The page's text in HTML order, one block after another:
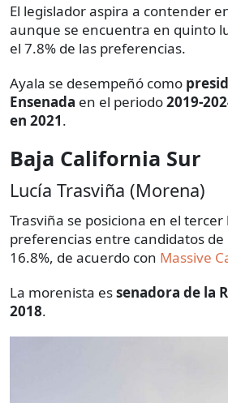
El legislador aspira a contender
aunque se encuentra en quinto
el 7.8% de las preferencias.
Ayala se desempeñó como
Ensenada en el periodo2019-
en 2021.
Baja California Sur
Lucía Trasviña (Morena)
Trasviña se posiciona en el
preferencias entre candidatos de
16.8%, de acuerdo con Massive
La morenista essenadora de la
2018.